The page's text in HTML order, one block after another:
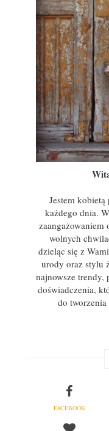
Jestem kobietą
każdego dnia.
wolnych
dzieląc się z
urody oraz stylu
najnowsze trendy,
doświadczenia,
do tworzenia
FACEBOOK